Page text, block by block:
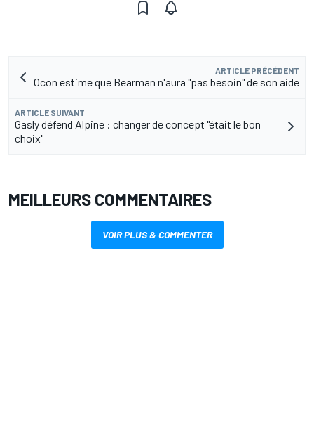
ARTICLE PRÉCÉDENT
Ocon estime que Bearman n'aura "pas besoin" de son aide
ARTICLE SUIVANT
Gasly défend Alpine : changer de concept "était le bon
choix"
MEILLEURS COMMENTAIRES
VOIR PLUS & COMMENTER